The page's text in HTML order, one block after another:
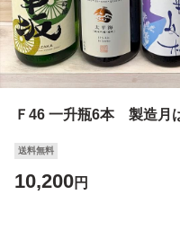
Ｆ46 一升瓶6本 製造月
送料無料
10,200円